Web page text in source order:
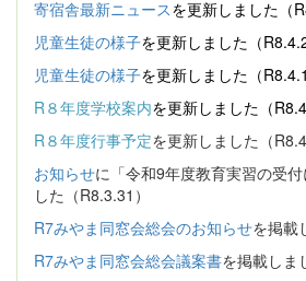
寄宿舎最新ニュースを更新しました（
児童生徒の様子を更新しました（
児童生徒の様子を更新しました（
R８年度学校案内を更新しました（
R８年度行事予定を更新しました（
お知らせに「令和9年度教育実習の受
した（R8.3.31）
R7みやま同窓会総会のお知らせを掲載
R7みやま同窓会総会議案書を掲載しま